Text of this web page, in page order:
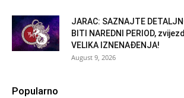
JARAC: SAZNAJTE
BITI NAREDNI PERIOD,
VELIKA IZNENAĐENJA!
August 9, 2026
Popularno